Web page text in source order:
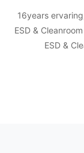
16years
ESD &
ESD &